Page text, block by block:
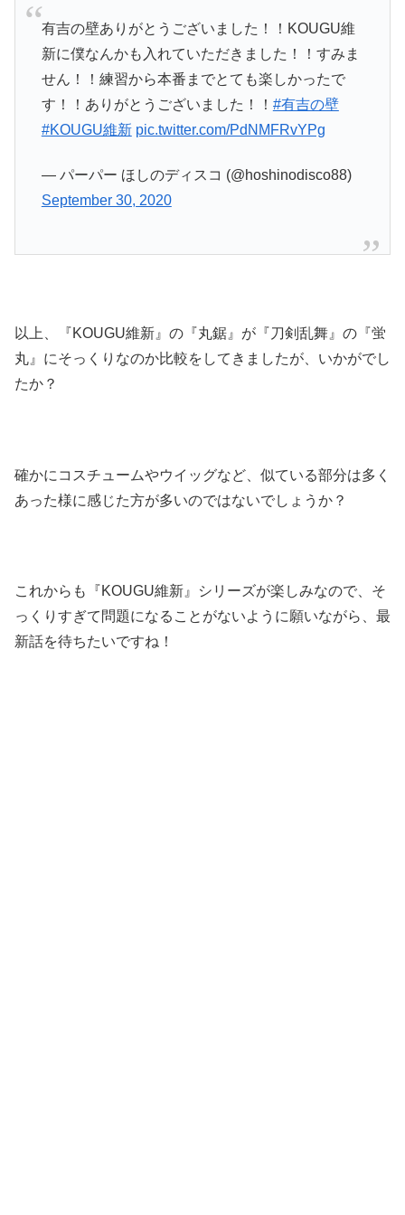
有吉の壁ありがとうございました！！KOUGU維
新に僕なんかも入れていただきました！！すみま
せん！！練習から本番までとても楽しかったで
す！！ありがとうございました！！ #有吉の壁
#KOUGU維新 pic.twitter.com/PdNMFRvYPg
— パーパー ほしのディスコ (@hoshinodisco88)
September 30, 2020
以上、『KOUGU維新』の『丸鋸』が『刀剣乱舞』の『蛍
丸』にそっくりなのか比較をしてきましたが、いかがでし
たか？
確かにコスチュームやウイッグなど、似ている部分は多く
あった様に感じた方が多いのではないでしょうか？
これからも『KOUGU維新』シリーズが楽しみなので、そ
っくりすぎて問題になることがないように願いながら、最
新話を待ちたいですね！